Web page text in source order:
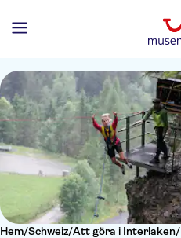
Hem/Schweiz/Att göra i Interlaken/